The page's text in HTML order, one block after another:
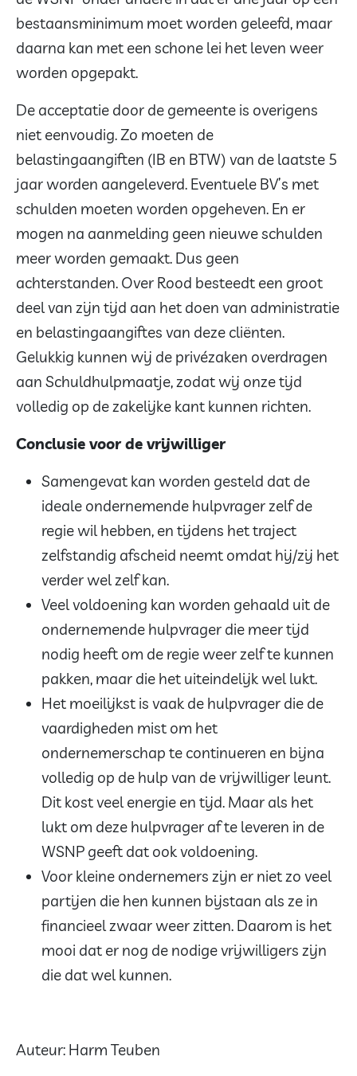
bestaansminimum moet worden geleefd, maar
daarna kan met een schone lei het leven weer
worden opgepakt.
De acceptatie door de gemeente is overigens
niet eenvoudig. Zo moeten de
belastingaangiften (IB en BTW) van de laatste 5
jaar worden aangeleverd. Eventuele BV’s met
schulden moeten worden opgeheven. En er
mogen na aanmelding geen nieuwe schulden
meer worden gemaakt. Dus geen
achterstanden. Over Rood besteedt een groot
deel van zijn tijd aan het doen van administratie
en belastingaangiftes van deze cliënten.
Gelukkig kunnen wij de privézaken overdragen
aan Schuldhulpmaatje, zodat wij onze tijd
volledig op de zakelijke kant kunnen richten.
Conclusie voor de vrijwilliger
Samengevat kan worden gesteld dat de
ideale ondernemende hulpvrager zelf de
regie wil hebben, en tijdens het traject
zelfstandig afscheid neemt omdat hij/zij het
verder wel zelf kan.
Veel voldoening kan worden gehaald uit de
ondernemende hulpvrager die meer tijd
nodig heeft om de regie weer zelf te kunnen
pakken, maar die het uiteindelijk wel lukt.
Het moeilijkst is vaak de hulpvrager die de
vaardigheden mist om het
ondernemerschap te continueren en bijna
volledig op de hulp van de vrijwilliger leunt.
Dit kost veel energie en tijd. Maar als het
lukt om deze hulpvrager af te leveren in de
WSNP geeft dat ook voldoening.
Voor kleine ondernemers zijn er niet zo veel
partijen die hen kunnen bijstaan als ze in
financieel zwaar weer zitten. Daarom is het
mooi dat er nog de nodige vrijwilligers zijn
die dat wel kunnen.
Auteur: Harm Teuben